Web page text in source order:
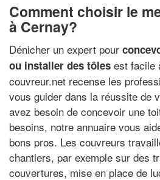
Comment choisir le
à Cernay?
Dénicher un expert pour
ou installer des tôles est facile
couvreur.net recense les
vous guider dans la réussite de
avez besoin de concevoir une
besoins, notre annuaire vous
bons pros. Les couvreurs
chantiers, par exemple sur des
couvertures, mise en place de